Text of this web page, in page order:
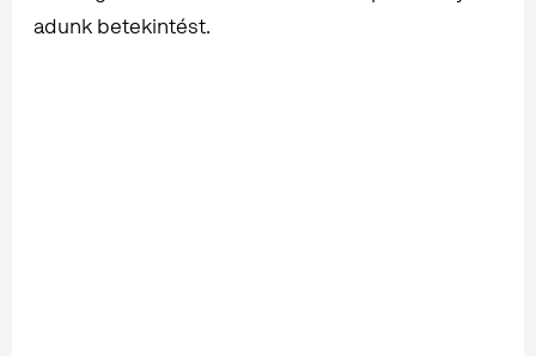
adunk betekintést.